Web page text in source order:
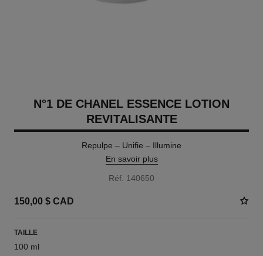
N°1 DE CHANEL ESSENCE LOTION
REVITALISANTE
Repulpe – Unifie – Illumine
En savoir plus
Réf. 140650
150,00 $ CAD
TAILLE
100 ml